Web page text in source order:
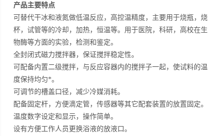
产品主要特点
可替代干冰和液氮做低温反应，高控温精度，主要用于烧瓶，烧
杯，试管等的冷却，加热，恒温等。用于医院，科研，高校在生
物酶等方面的实验，检测和鉴定。
全封闭式磁力搅拌器，保证搅拌稳定性。
可配备内置二级搅拌，与反应容器内的搅拌子一起，使试料的温
度保持均匀*。
可调节的槽盖口径，减少冷媒消耗。
配备固定杆，方便滴定管，传感器等其它配套装置的放置固定。
温度数字设定和显示，操作简单。
设有方便工作人员更换浴液的放液口。